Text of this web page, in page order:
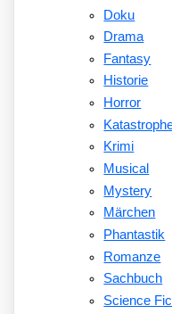
Doku
Drama
Fantasy
Historie
Horror
Krimi
Musical
Mystery
Märchen
Phantastik
Romanze
Sachbuch
Science